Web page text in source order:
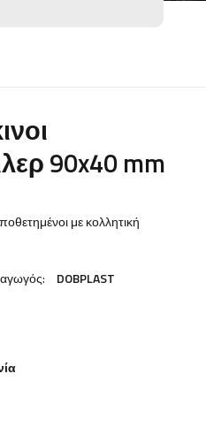
90x40 mm
με κολλητική
DOBPLAST